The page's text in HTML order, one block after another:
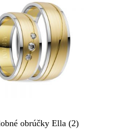
obrúčky Ella (2)